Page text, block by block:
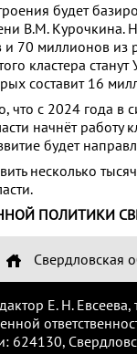
будет
В.М. Курочкина.
и 70 миллионов
кластера
составит 16
что с 2024 года в
начнёт работу
будет
несколько
ПОЛИТИКИ
Свердловская
Е. Н.
624130,